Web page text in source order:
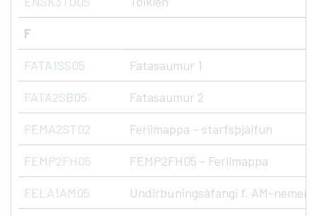
F
FATA1SS05 Fatasaumur 1
FATA2SB05 Fatasaumur 2
FEMA2ST02 Ferilmappa – starfsþjálfun
FEMP2FH05 FEMP2FH05 - Ferilmappa
FÉLA1AM05 Undirbúningsáfangi f. AM-